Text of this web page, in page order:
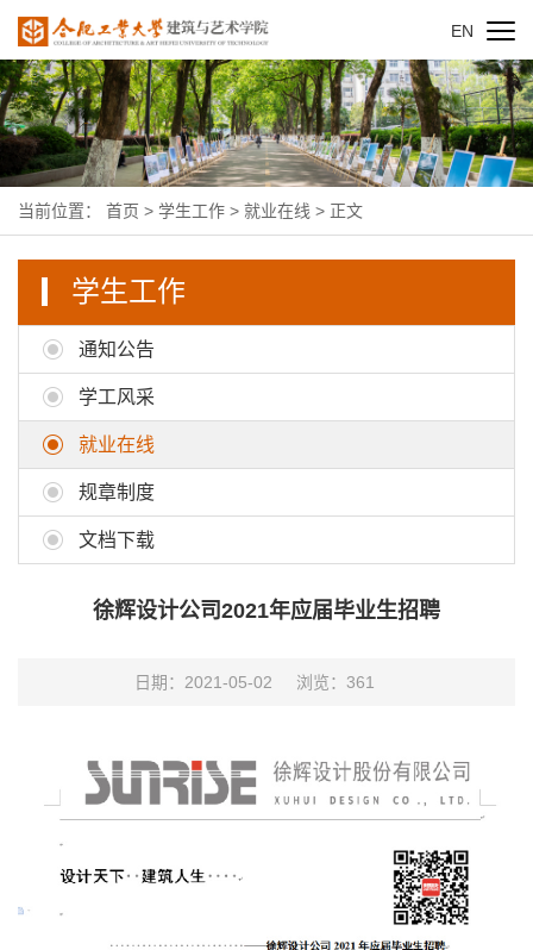
EN
当前位置： 首页 > 学生工作 > 就业在线 > 正文
学生工作
通知公告
学工风采
就业在线
规章制度
文档下载
徐辉设计公司2021年应届毕业生招聘
日期：2021-05-02 浏览： 361